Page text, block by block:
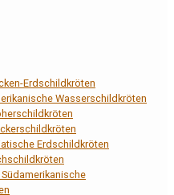
Erdschildkröten
Wasserschildkröten
Erdschildkröten